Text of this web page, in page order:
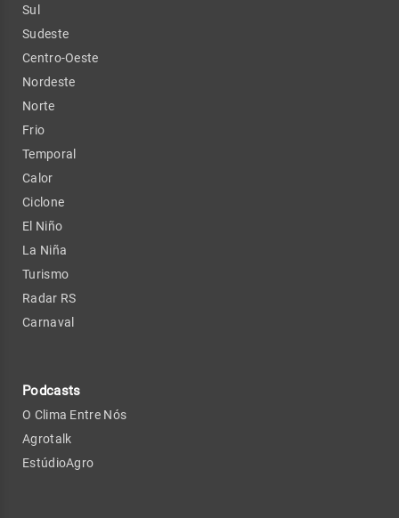
Sul
Sudeste
Centro-Oeste
Nordeste
Norte
Frio
Temporal
Calor
Ciclone
El Niño
La Niña
Turismo
Radar RS
Carnaval
Podcasts
O Clima Entre Nós
Agrotalk
EstúdioAgro